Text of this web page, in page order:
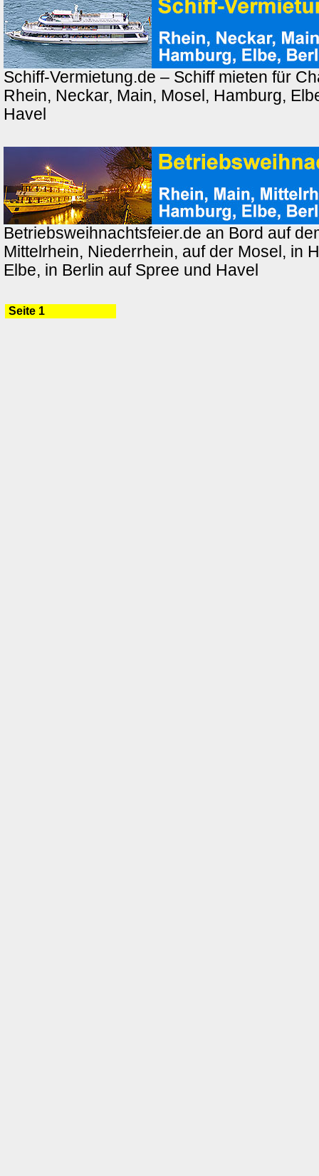
Schiff-Vermietung.de – Schiff mieten für
Rhein, Neckar, Main, Mosel, Hamburg,
Havel
Betriebsweihnachtsfeier.de an Bord auf
Mittelrhein, Niederrhein, auf der Mosel, in
Elbe, in Berlin auf Spree und Havel
Seite 1